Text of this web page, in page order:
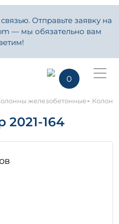
Отправьте заявку на
— мы обязательно вам
0
железобетонные-
164